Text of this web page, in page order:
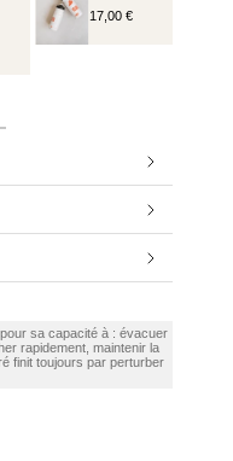
17,00 €
sa capacité à : évacuer
rapidement, maintenir la
finit toujours par perturber